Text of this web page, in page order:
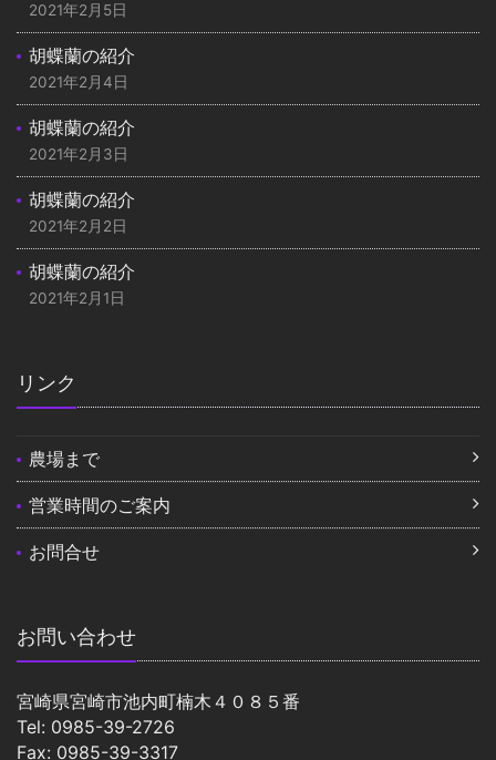
2021年2月5日
胡蝶蘭の紹介
2021年2月4日
胡蝶蘭の紹介
2021年2月3日
胡蝶蘭の紹介
2021年2月2日
胡蝶蘭の紹介
2021年2月1日
リンク
農場まで
営業時間のご案内
お問合せ
お問い合わせ
宮崎県宮崎市池内町楠木４０８５番
Tel: 0985-39-2726
Fax: 0985-39-3317